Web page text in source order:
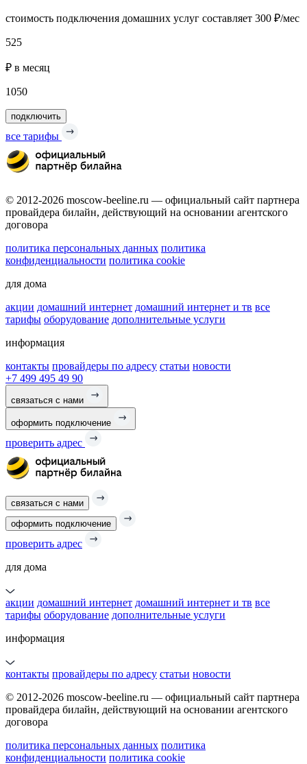
стоимость подключения домашних услуг составляет 300 ₽/мес
525
₽ в месяц
1050
подключить
все тарифы
© 2012-2026 moscow-beeline.ru — официальный сайт партнера
провайдера билайн, действующий на основании агентского
договора
политика персональных данных политика
конфиденциальности политика cookie
для дома
акции домашний интернет домашний интернет и тв все
тарифы оборудование дополнительные услуги
информация
контакты провайдеры по адресу статьи новости
+7 499 495 49 90
связаться с нами
оформить подключение
проверить адрес
связаться с нами
оформить подключение
проверить адрес
для дома
акции домашний интернет домашний интернет и тв все
тарифы оборудование дополнительные услуги
информация
контакты провайдеры по адресу статьи новости
© 2012-2026 moscow-beeline.ru — официальный сайт партнера
провайдера билайн, действующий на основании агентского
договора
политика персональных данных политика
конфиденциальности политика cookie